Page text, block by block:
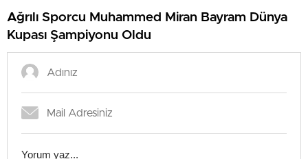
Ağrılı Sporcu Muhammed Miran Bayram Dünya
Kupası Şampiyonu Oldu